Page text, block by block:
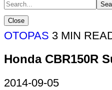
Close
OTOPAS 3 MIN
Honda CBR150R
2014-09-05